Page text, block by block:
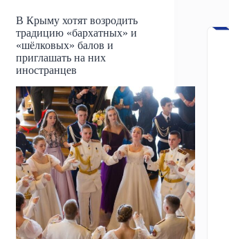
В Крыму хотят возродить
традицию «бархатных» и
«шёлковых» балов и
приглашать на них
иностранцев